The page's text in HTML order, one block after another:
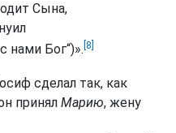
Сына,
с нами Бог“)». [8]
сделал так, как
принял Марию, жену